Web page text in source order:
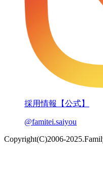
採用情報【公式】
@famitei.saiyou
Copyright(C)2006-